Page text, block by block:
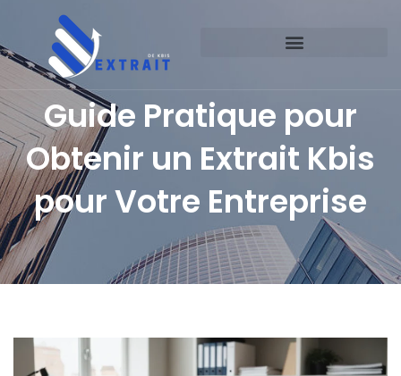
Guide Pratique pour
Obtenir un Extrait Kbis
pour Votre Entreprise